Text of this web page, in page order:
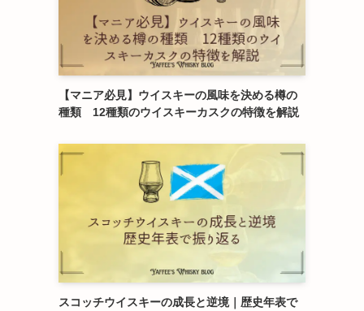
【マニア必見】ウイスキーの風味を決める樽の
種類 12種類のウイスキーカスクの特徴を解説
スコッチウイスキーの成長と逆境｜歴史年表で